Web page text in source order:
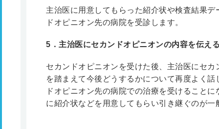
主治医に用意してもらった紹介状や検査結果
ドオピニオン先の病院を受診します。
5 ．主治医にセカンドオピニオンの内容を伝え
セカンドオピニオンを受けた後、主治医にセ
を踏まえて今後どうするかについて再度よく
ドオピニオン先の病院での治療を受けること
に紹介状などを用意してもらい引き継ぐのが一